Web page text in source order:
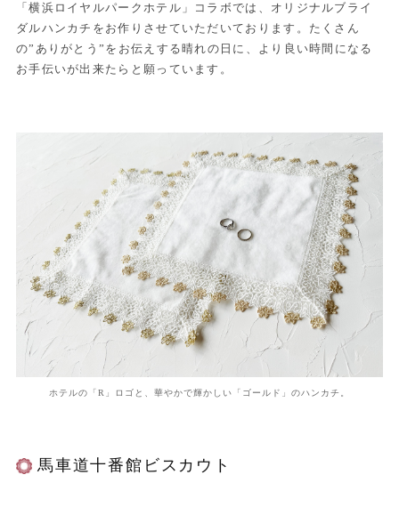
「横浜ロイヤルパークホテル」コラボでは、オリジナルブライ
ダルハンカチをお作りさせていただいております。たくさん
の”ありがとう”をお伝えする晴れの日に、より良い時間になる
お手伝いが出来たらと願っています。
ホテルの「R」ロゴと、華やかで輝かしい「ゴールド」のハンカチ。
馬車道十番館ビスカウト